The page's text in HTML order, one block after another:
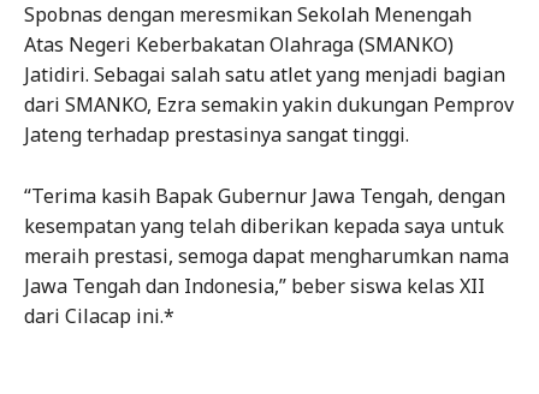
Spobnas dengan meresmikan Sekolah Menengah
Atas Negeri Keberbakatan Olahraga (SMANKO)
Jatidiri. Sebagai salah satu atlet yang menjadi bagian
dari SMANKO, Ezra semakin yakin dukungan Pemprov
Jateng terhadap prestasinya sangat tinggi.
“Terima kasih Bapak Gubernur Jawa Tengah, dengan
kesempatan yang telah diberikan kepada saya untuk
meraih prestasi, semoga dapat mengharumkan nama
Jawa Tengah dan Indonesia,” beber siswa kelas XII
dari Cilacap ini.*